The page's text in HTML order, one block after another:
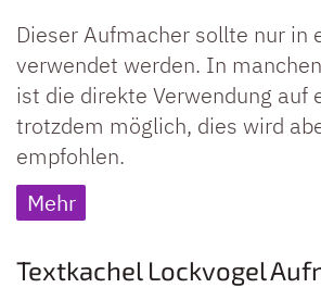
Dieser Aufmacher sollte nur in
verwendet werden. In
ist die direkte Verwendung auf
trotzdem möglich, dies wird
empfohlen.
Mehr
Textkachel Lockvogel